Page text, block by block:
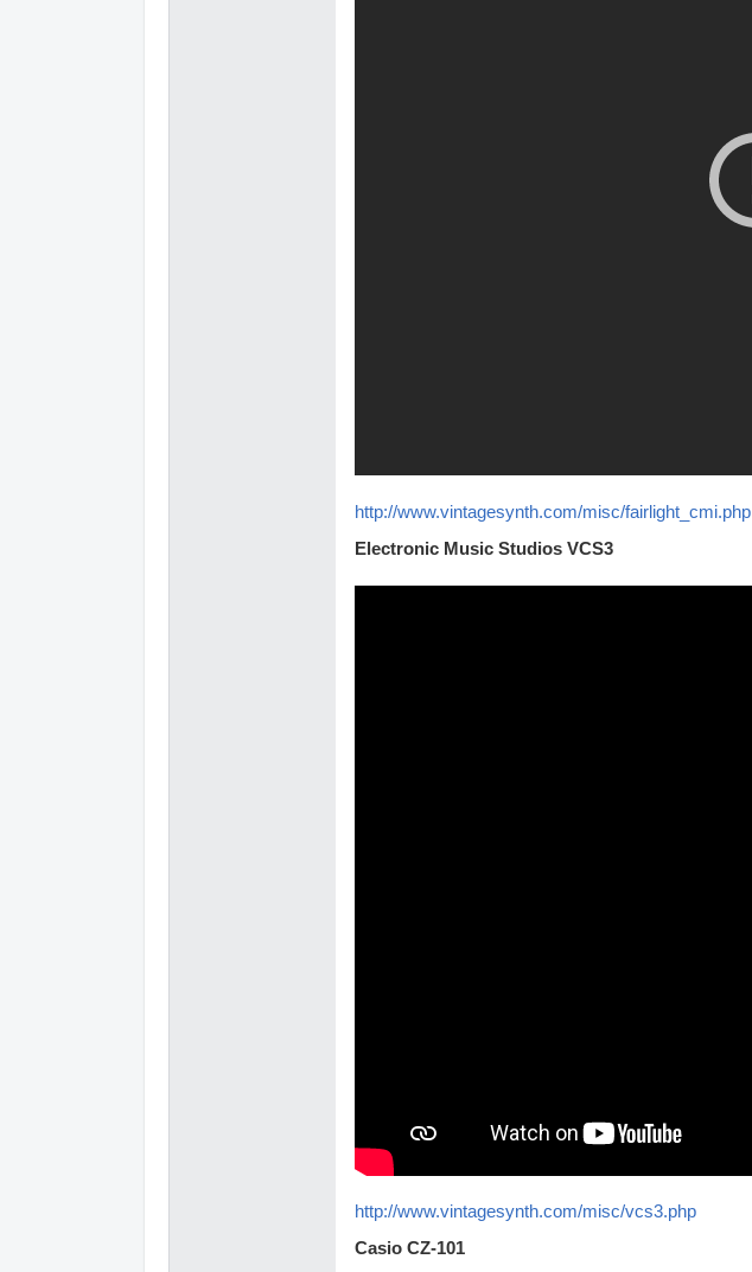
http://www.vintagesynth.com/misc/fairlight_cmi.php
Electronic Music Studios VCS3
http://www.vintagesynth.com/misc/vcs3.php
Casio CZ-101